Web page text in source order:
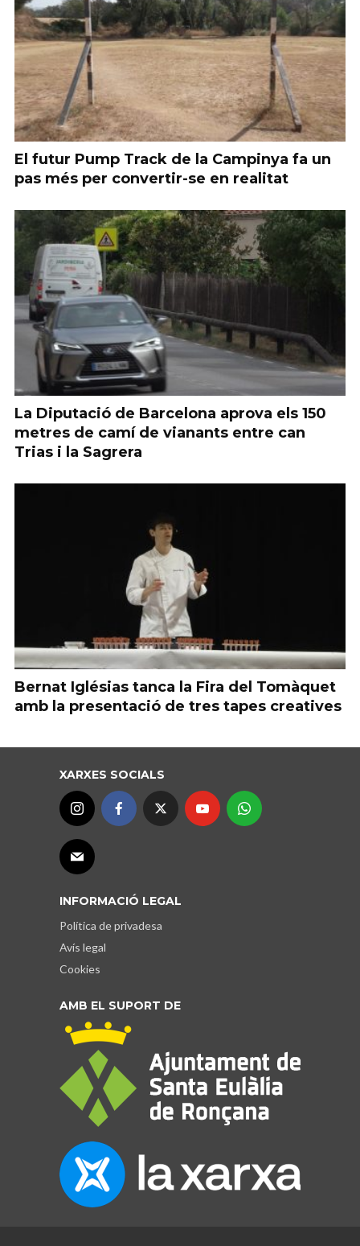
El futur Pump Track de la Campinya fa un
pas més per convertir-se en realitat
La Diputació de Barcelona aprova els 150
metres de camí de vianants entre can
Trias i la Sagrera
Bernat Iglésias tanca la Fira del Tomàquet
amb la presentació de tres tapes creatives
XARXES SOCIALS
INFORMACIÓ LEGAL
Política de privadesa
Avís legal
Cookies
AMB EL SUPORT DE